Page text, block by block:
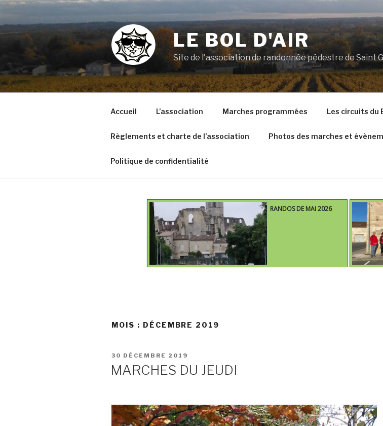
Aller
contenu
principal
LE BOL D'AIR
Site de l'association de randonnée pédestre de Saint
Accueil L’association Marches programmées Les circuits du
Règlements et charte de l’association Photos des marches et
Politique de confidentialité
RANDOS DE MAI 2026
MOIS : DÉCEMBRE 2019
PUBLIÉ
30 DÉCEMBRE 2019
MARCHES DU JEUDI